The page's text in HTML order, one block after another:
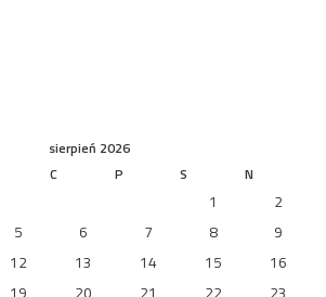
sierpień 2026
C P S N
1
2
5 6 7 8
9
12 13 14 15
16
19 20 21 22
23